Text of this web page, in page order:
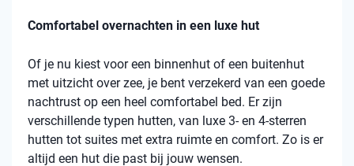
Comfortabel overnachten in een luxe hut
Of je nu kiest voor een binnenhut of een buitenhut
met uitzicht over zee, je bent verzekerd van een goede
nachtrust op een heel comfortabel bed. Er zijn
verschillende typen hutten, van luxe 3- en 4-sterren
hutten tot suites met extra ruimte en comfort. Zo is er
altijd een hut die past bij jouw wensen.